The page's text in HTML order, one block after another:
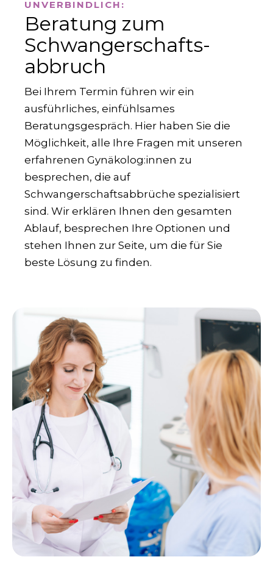
UNVERBINDLICH:
Beratung zum
Schwanger­schafts­
abbruch
Bei Ihrem Termin führen wir ein
ausführliches, einfühlsames
Beratungsgespräch. Hier haben Sie die
Möglichkeit, alle Ihre Fragen mit unseren
erfahrenen Gynäkolog:innen zu
besprechen, die auf
Schwangerschaftsabbrüche spezialisiert
sind. Wir erklären Ihnen den gesamten
Ablauf, besprechen Ihre Optionen und
stehen Ihnen zur Seite, um die für Sie
beste Lösung zu finden.